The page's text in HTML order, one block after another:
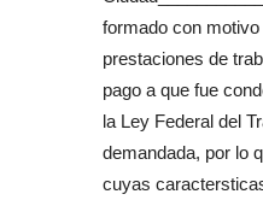
formado con
prestaciones de
pago a que fue
la Ley Federal del
demandada, por lo
cuyas